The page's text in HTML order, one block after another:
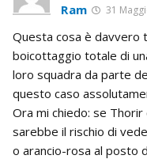
Ram 31
Questa cosa è davvero
boicottaggio totale di
loro squadra da parte
questo caso
Ora mi chiedo: se
sarebbe il rischio di
o arancio-rosa al posto